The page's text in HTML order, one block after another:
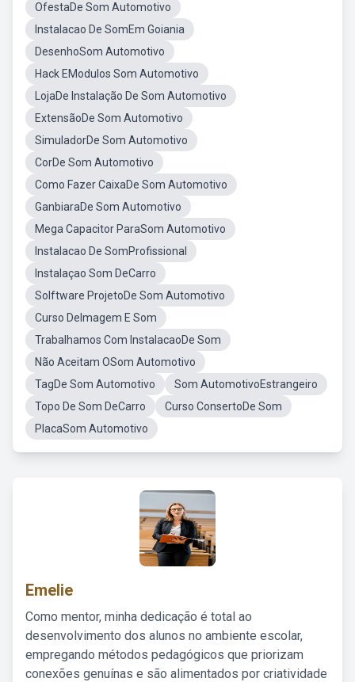
OfestaDe Som Automotivo
Instalacao De SomEm Goiania
DesenhoSom Automotivo
Hack EModulos Som Automotivo
LojaDe Instalação De Som Automotivo
ExtensãoDe Som Automotivo
SimuladorDe Som Automotivo
CorDe Som Automotivo
Como Fazer CaixaDe Som Automotivo
GanbiaraDe Som Automotivo
Mega Capacitor ParaSom Automotivo
Instalacao De SomProfissional
Instalaçao Som DeCarro
Solftware ProjetoDe Som Automotivo
Curso DeImagem E Som
Trabalhamos Com InstalacaoDe Som
Não Aceitam OSom Automotivo
TagDe Som Automotivo
Som AutomotivoEstrangeiro
Topo De Som DeCarro
Curso ConsertoDe Som
PlacaSom Automotivo
Emelie
Como mentor, minha dedicação é total ao
desenvolvimento dos alunos no ambiente escolar,
empregando métodos pedagógicos que priorizam
conexões genuínas e são alimentados por criatividade